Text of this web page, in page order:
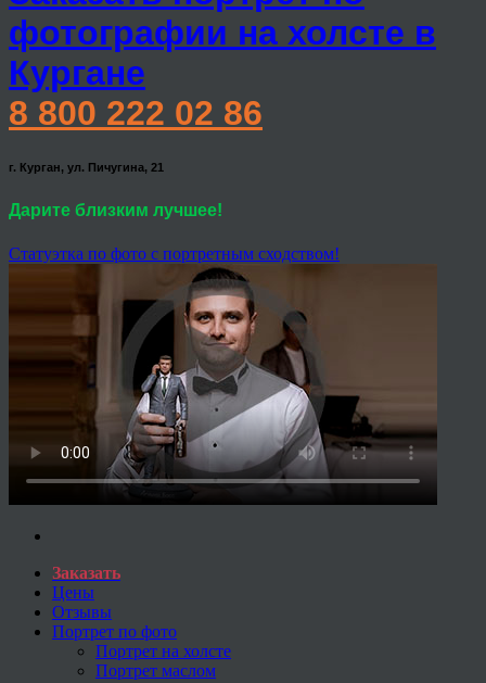
фотографии на холсте в
Кургане
8 800 222 02 86
г. Курган, ул. Пичугина, 21
Дарите близким лучшее!
Статуэтка по фото с портретным сходством!
Заказать
Цены
Отзывы
Портрет по фото
Портрет на холсте
Портрет маслом